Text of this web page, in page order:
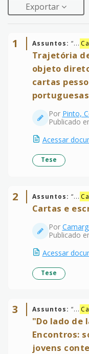
Exportar
1 Assuntos: “...
Trajetória
objeto
cartas
Por Pinto,
Publicado
Acessar
Tese
2 Assuntos: “...
Cartas e
Por
Publicado
Acessar
Tese
3 Assuntos: “...
"Do lado de
Encontros:
jovens